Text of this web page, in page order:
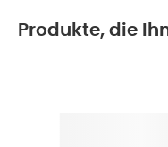
Produkte, die